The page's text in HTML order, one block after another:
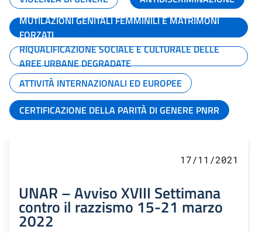
MUTILAZIONI GENITALI FEMMINILI E MATRIMONI
FORZATI
RIQUALIFICAZIONE SOCIALE E CULTURALE DELLE
AREE URBANE DEGRADATE
ATTIVITÀ INTERNAZIONALI ED EUROPEE
CERTIFICAZIONE DELLA PARITÀ DI GENERE PNRR
17/11/2021
UNAR – Avviso XVIII Settimana
contro il razzismo 15-21 marzo
2022